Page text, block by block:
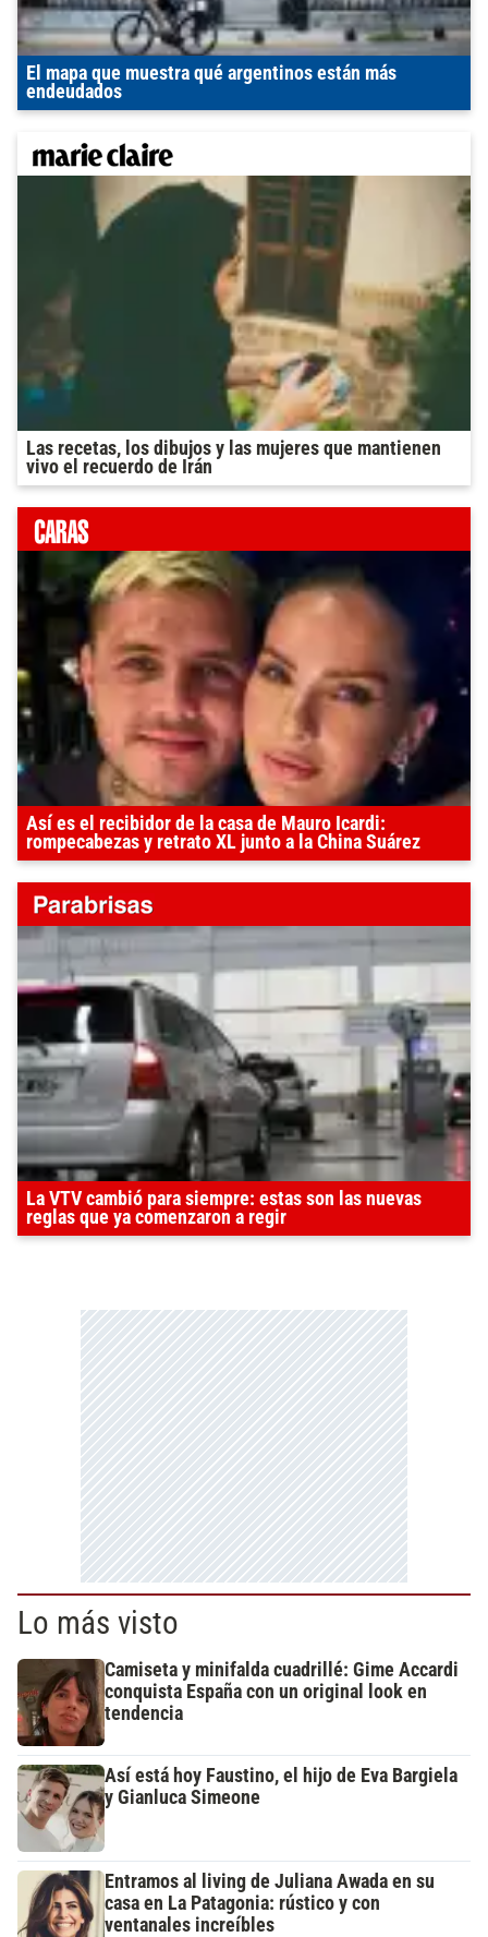
El mapa que muestra qué argentinos están más
endeudados
Las recetas, los dibujos y las mujeres que mantienen
vivo el recuerdo de Irán
Así es el recibidor de la casa de Mauro Icardi:
rompecabezas y retrato XL junto a la China Suárez
La VTV cambió para siempre: estas son las nuevas
reglas que ya comenzaron a regir
Lo más visto
Camiseta y minifalda cuadrillé: Gime Accardi
conquista España con un original look en
tendencia
Así está hoy Faustino, el hijo de Eva Bargiela
y Gianluca Simeone
Entramos al living de Juliana Awada en su
casa en La Patagonia: rústico y con
ventanales increíbles